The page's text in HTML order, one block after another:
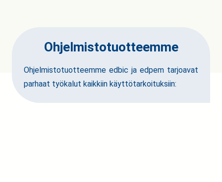
Ohjelmistotuotteemme
Ohjelmistotuotteemme edbic ja edpem tarjoavat
parhaat työkalut kaikkiin käyttötarkoituksiin: